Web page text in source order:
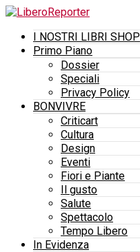
I NOSTRI LIBRI SHOP
Primo Piano
Dossier
Speciali
Privacy Policy
BONVIVRE
Criticart
Cultura
Design
Eventi
Fiori e Piante
Il gusto
Salute
Spettacolo
Tempo Libero
In Evidenza